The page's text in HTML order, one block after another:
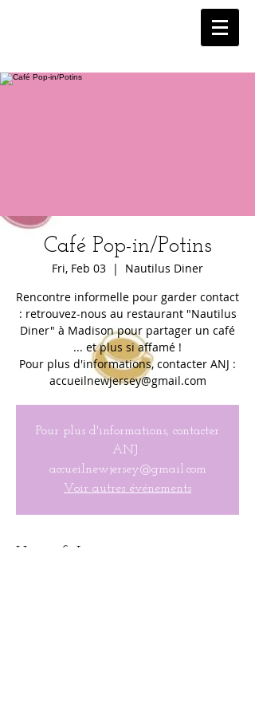
Café Pop-in/Potins
Fri, Feb 03
  |
Nautilus Diner
Rencontre informelle pour garder contact
: retrouvez-nous au restaurant "Nautilus
Diner" à Madison pour partager un café
... et plus si affamé !
Pour plus d'informations, contacter ANJ :
accueilnewjersey@gmail.com
Pour plus d'informations, contacter
ANJ :
accueilnewjersey@gmail.com
Voir autres événements